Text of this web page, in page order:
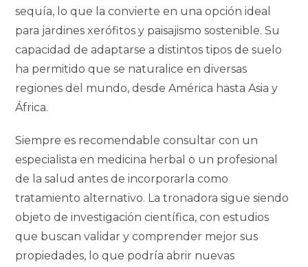
sequía, lo que la convierte en una opción ideal
para jardines xerófitos y paisajismo sostenible. Su
capacidad de adaptarse a distintos tipos de suelo
ha permitido que se naturalice en diversas
regiones del mundo, desde América hasta Asia y
África.
Siempre es recomendable consultar con un
especialista en medicina herbal o un profesional
de la salud antes de incorporarla como
tratamiento alternativo. La tronadora sigue siendo
objeto de investigación científica, con estudios
que buscan validar y comprender mejor sus
propiedades, lo que podría abrir nuevas